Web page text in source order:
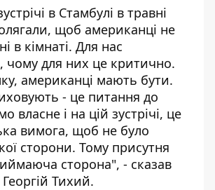
в Стамбулі в травні
щоб американці не
в кімнаті. Для нас
чому для них це критично.
американці мають бути.
- це питання до
власне і на цій зустрічі, це
вимога, щоб не було
сторони. Тому присутня
сторона", - сказав
Тихий.